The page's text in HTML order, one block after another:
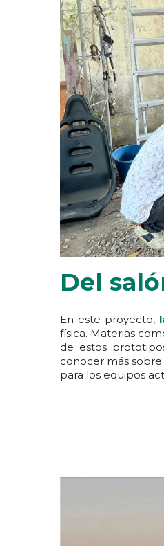
Del
En este proyecto,
física. Materias
de estos
conocer más sobre
para los equipos